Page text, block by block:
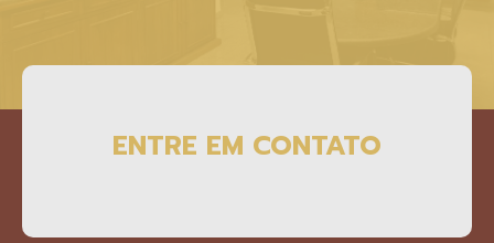
ENTRE EM CONTATO